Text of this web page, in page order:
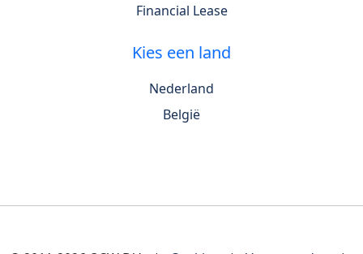
Financial Lease
Kies een land
Nederland
België